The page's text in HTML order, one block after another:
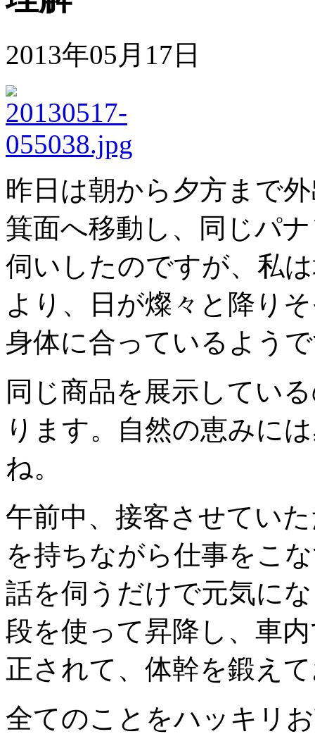
2013年05月17日
昨日は朝から夕方まで
箕面へ移動し、同じパ
伺いしたのですが、私
より、日が燦々と降り
身体に合っているよう
同じ商品を展示してい
ります。自然の恵みに
ね。
午前中、接客させてい
を持ちながら仕事をこ
話を伺うだけで元気に
段を使って昇降し、車
正されて、体幹を鍛え
全てのことをハッキリ